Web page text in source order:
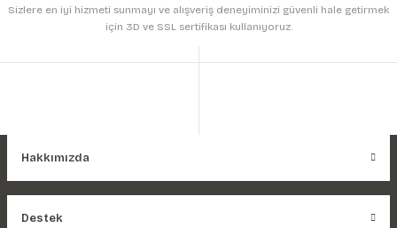
Sizlere en iyi hizmeti sunmayı ve alışveriş deneyiminizi güvenli hale getirmek
için 3D ve SSL sertifikası kullanıyoruz.
Hakkımızda
Destek